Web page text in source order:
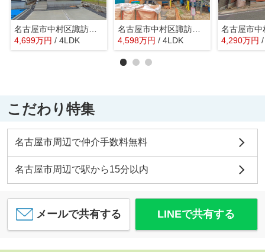
名古屋市中村区諏訪町２丁目5【仲介手数料無料】新築一戸建て 3号棟
4,699万円 / 4LDK
名古屋市中村区諏訪町２丁目84【仲介手数料無料】新築一戸建て 1号棟
4,598万円 / 4LDK 4,290万円
こだわり特集
名古屋市周辺で仲介手数料無料
名古屋市周辺で駅から15分以内
メールで共有する LINEで共有する